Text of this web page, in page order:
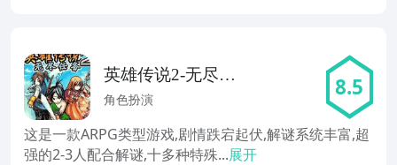
英雄传说2-无尽任
务
角色扮演 8.5
这是一款ARPG类型游戏,剧情跌宕起伏,解谜系统丰富,超
强的2-3人配合解谜,十多种特殊...展开